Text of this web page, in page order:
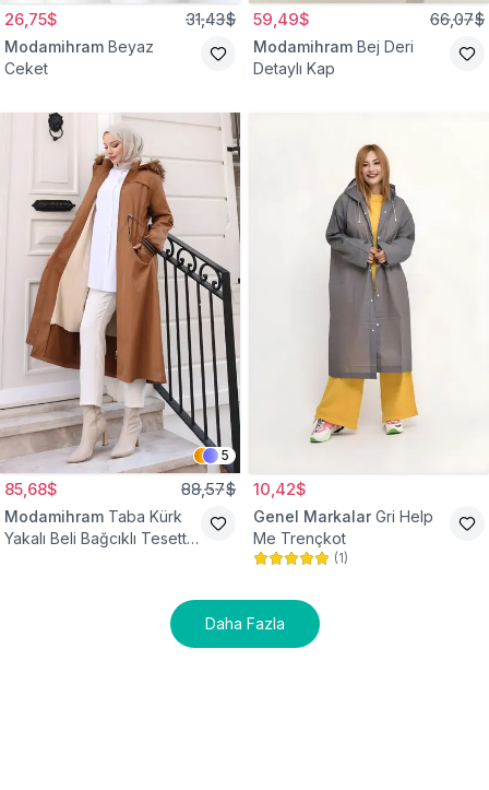
26,75$ 31,43$
Modamihram Beyaz
Ceket
59,49$ 66,07$
Modamihram Bej Deri
Detaylı Kap
5
85,68$ 88,57$
Modamihram Taba Kürk
Yakalı Beli Bağcıklı Tesettür
10,42$
Genel Markalar Gri Help
Me Trençkot
(1)
Daha Fazla